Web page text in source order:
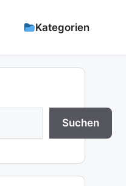
Kategorien
Suchen